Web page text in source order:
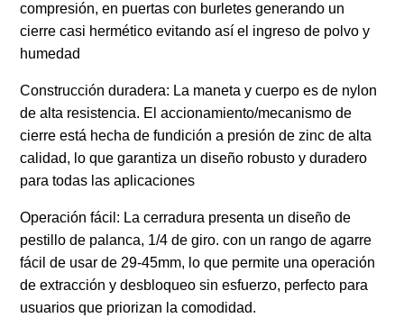
compresión, en puertas con burletes generando un
cierre casi hermético evitando así el ingreso de polvo y
humedad
Construcción duradera: La maneta y cuerpo es de nylon
de alta resistencia. El accionamiento/mecanismo de
cierre está hecha de fundición a presión de zinc de alta
calidad, lo que garantiza un diseño robusto y duradero
para todas las aplicaciones
Operación fácil: La cerradura presenta un diseño de
pestillo de palanca, 1/4 de giro. con un rango de agarre
fácil de usar de 29-45mm, lo que permite una operación
de extracción y desbloqueo sin esfuerzo, perfecto para
usuarios que priorizan la comodidad.